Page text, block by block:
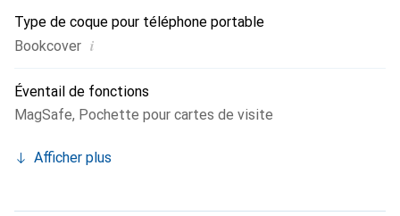
Type de coque pour téléphone portable
Bookcover i
Éventail de fonctions
MagSafe, Pochette pour cartes de visite
Afficher plus